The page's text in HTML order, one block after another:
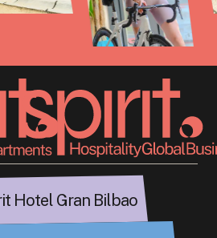
Hotel Gran Bilbao